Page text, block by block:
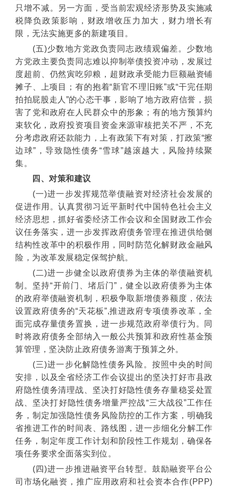
只增不减。另一方面，受当前宏观经济形势及实施减
税降负政策影响，财政增收压力加大，财力增长有
限，无法实施更多的新建项目。
(五)少数地方党政负责同志政绩观偏差。少数地
方党政主要负责同志难以抑制举债投资冲动，发展过
度超前、仍然寅吃卯粮，超财政承受能力巨额融资铺
摊子、上项目；有的抱着“新官不理旧账”或“干完任期
拍拍屁股走人”的心态干事，影响了地方政府信誉，损
害了党和政府在人民群众中的形象；有的地方预算约
束软化，政府投资项目资金来源审核把关不严，不充
分考虑政府还款能力，上有政策下有对策，打政策“擦
边球”，导致隐性债务“雪球”越滚越大，风险持续聚
集。
四、对策和建议
(一)进一步发挥规范举债融资对经济社会发展的
促进作用。认真贯彻习近平新时代中国特色社会主义
经济思想，抓好省委经济工作会议和全国财政工作会
议任务落实，进一步发挥政府债务管理在推进供给侧
结构性改革中的积极作用，同时防范化解财政金融风
险，为改革发展稳定保驾护航。
(二)进一步健全以政府债券为主体的举债融资机
制。坚持“开前门、堵后门”，健全以政府债券为主体
的政府举债融资机制，积极争取新增债券额度，依法
设置政府债务的“天花板”,推进政府专项债券改革，全
面完成存量债务置换，进一步规范政府举债行为。同
时将政府债务全部纳入一般公共预算和政府性基金预
算管理，坚决防止政府债务游离于预算之外。
(三)进一步化解隐性债务风险。按照中央的时间
安排，以及全省经济工作会议提出的坚决打好市县政
府隐性债务清理战、坚决打好隐性债务存量稳妥处置
战、坚决打好隐性债务增量严控战“三大战役”工作任
务，制定加强隐性债务风险防控的工作方案，明确我
省推进工作的时间表、路线图，进一步细化分解工作
任务，制定年度工作计划和阶段性工作规划，确保各
项任务要求全面落实到位。
(四)进一步推进融资平台转型。鼓励融资平台公
司市场化融资，推广应用政府和社会资本合作(PPP)